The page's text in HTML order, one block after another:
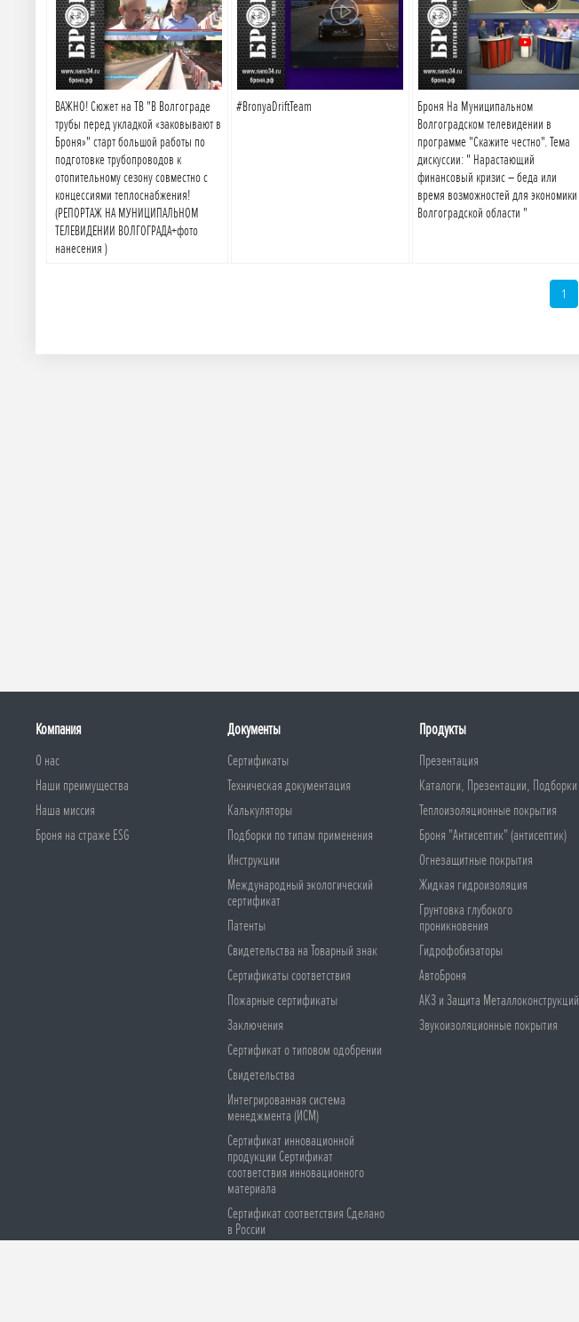
Подробнее
ВАЖНО! Сюжет на ТВ "В Волгограде
трубы перед укладкой «заковывают в
Броня»" старт большой работы по
подготовке трубопроводов к
отопительному сезону совместно с
концессиями теплоснабжения!
(РЕПОРТАЖ НА МУНИЦИПАЛЬНОМ
ТЕЛЕВИДЕНИИ ВОЛГОГРАДА+фото
нанесения )
Подробнее
#BronyaDriftTeam
Подробнее
Броня На Муниципальном
Волгоградском телевидении в
программе "Скажите честно". Тема
дискуссии: " Нарастающий
финансовый кризис – беда или
время возможностей для экономики
Волгоградской области "
1
Компания
О нас
Наши преимущества
Наша миссия
Броня на страже ESG
Документы
Сертификаты
Техническая документация
Калькуляторы
Подборки по типам применения
Инструкции
Международный экологический
сертификат
Патенты
Свидетельства на Товарный знак
Сертификаты соответствия
Пожарные сертификаты
Заключения
Сертификат о типовом одобрении
Свидетельства
Интегрированная система
менеджмента (ИСМ)
Сертификат инновационной
продукции Сертификат
соответствия инновационного
материала
Сертификат соответствия Сделано
в России
Продукты
Презентация
Каталоги, Презентации, Подборки
Теплоизоляционные покрытия
Броня "Антисептик" (антисептик)
Огнезащитные покрытия
Жидкая гидроизоляция
Грунтовка глубокого
проникновения
Гидрофобизаторы
АвтоБроня
АКЗ и Защита Металлоконструкций
Звукоизоляционные покрытия